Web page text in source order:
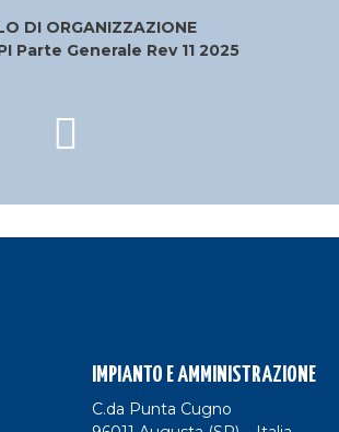
DI ORGANIZZAZIONE
Parte Generale Rev 11 2025
IMPIANTO E AMMINISTRAZIONE
C.da Punta Cugno